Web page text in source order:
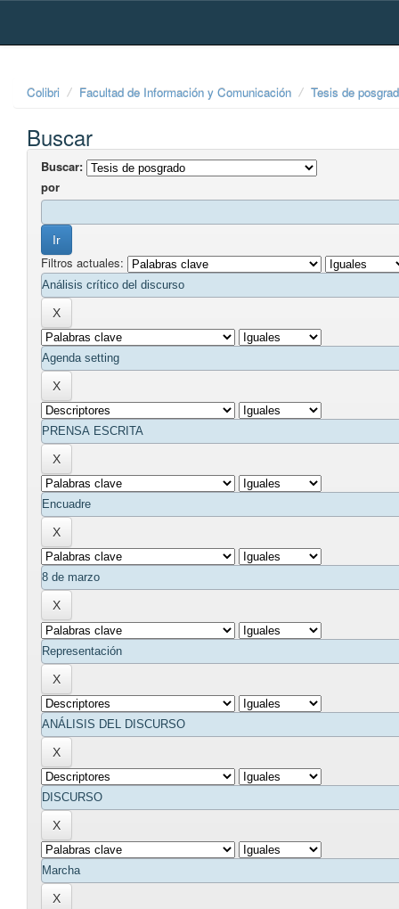
Skip
Colibri Facultad de Información y Comunicación Tesis de
Buscar
Buscar:
por
Filtros actuales: